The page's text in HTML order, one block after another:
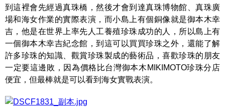
到這裡會先經過真珠橋，然後才會到達真珠博物館、真珠廣
場和海女作業的實際表演，而小島上有個銅像就是御本木幸
吉，他是在世界上率先人工養殖珍珠成功的人，所以島上有
一個御本木幸吉紀念館，到這可以買買珍珠之外，還能了解
許多珍珠的知識、觀賞珍珠製成的藝術品，喜歡珍珠的朋友
一定要這邊敗，因為價格比台灣御本木MIKIMOTO珍珠分店
便宜，但最棒就是可以看到海女實戰表演。